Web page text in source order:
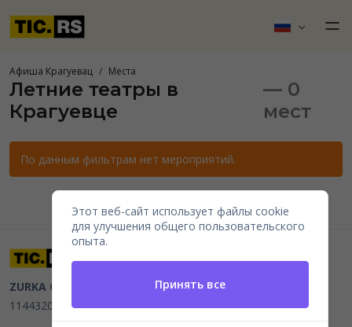
Афиша Крагуевац Места
Летние театры в
Крагуевце
— 0
мест
По данным фильтрам нет мероприятий.
ZURKA CE BITI DOO Beograd, Kraljice Natalije 11
114432064, MB 22023195,mail@tic.rs, +381 63 173 3142
Этот веб-сайт использует файлы cookie
для улучшения общего пользовательского
опыта.
Принять все